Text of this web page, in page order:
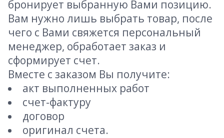
бронирует выбранную Вами позицию.
Вам нужно лишь выбрать товар, после
чего с Вами свяжется персональный
менеджер, обработает заказ и
сформирует счет.
Вместе с заказом Вы получите:
акт выполненных работ
счет-фактуру
договор
оригинал счета.